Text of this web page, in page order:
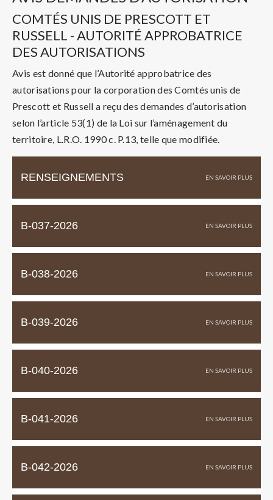
COMTÉS UNIS DE PRESCOTT ET
RUSSELL - AUTORITÉ APPROBATRICE
DES AUTORISATIONS
Avis est donné que l’Autorité approbatrice des
autorisations pour la corporation des Comtés unis de
Prescott et Russell a reçu des demandes d’autorisation
selon l’article 53(1) de la Loi sur l’aménagement du
territoire, L.R.O. 1990 c. P.13, telle que modifiée.
RENSEIGNEMENTS
B-037-2026
B-038-2026
B-039-2026
B-040-2026
B-041-2026
B-042-2026